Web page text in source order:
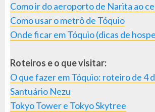
Como ir do aeroporto de Narita ao
Como usar o metrô de Tóquio
Onde ficar em Tóquio (dicas de
Roteiros e o que visitar:
O que fazer em Tóquio: roteiro de 4
Santuário Nezu
Tokyo Tower e Tokyo Skytree